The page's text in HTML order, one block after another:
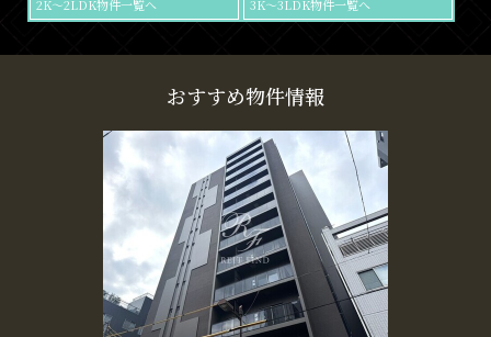
2K～2LDK物件一覧へ
3K～3LDK物件一覧へ
おすすめ物件情報